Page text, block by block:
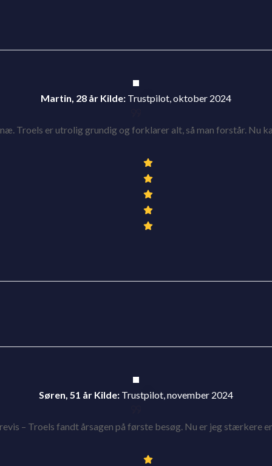
Martin, 28 år Kilde: Trustpilot, oktober 2024
Troels er utrolig grundig og forklarer alt, så man forstår. Nu
Søren, 51 år Kilde: Trustpilot, november 2024
– Troels fandt årsagen på første besøg. Nu er jeg stærkere